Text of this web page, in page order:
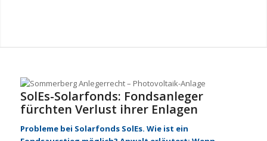
SolEs-Solarfonds: Fondsanleger
fürchten Verlust ihrer Enlagen
Probleme bei Solarfonds SolEs. Wie ist ein